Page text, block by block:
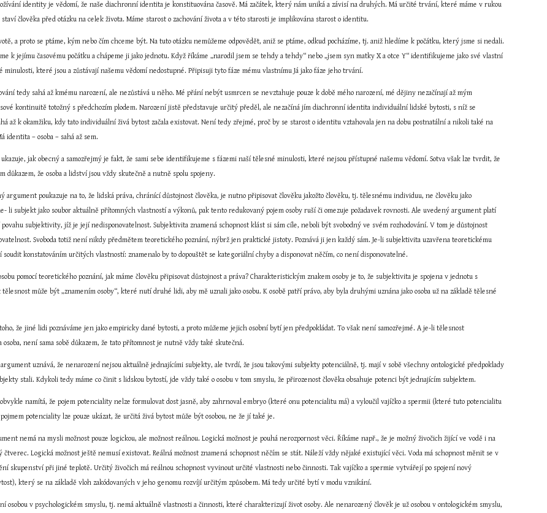
identity je vědomí, že naše diachronní identita je konstituována časově. Má začátek, který nám uniká a závisí na druhých. Má určité trvání, které máme v rukou
člověka před otázku na celek života. Máme starost o zachování života a v této starosti je implikována starost o identitu.
a proto se ptáme, kým nebo čím chceme být. Na tuto otázku nemůžeme odpovědět, aniž se ptáme, odkud pocházíme, tj. aniž hledíme k počátku, který jsme si nedali.
k jejímu časovému počátku a chápeme ji jako jednotu. Když říkáme „narodil jsem se tehdy a tehdy“ nebo „jsem syn matky X a otce Y“ identifikujeme jako své vlastní
minulosti, které jsou a zůstávají našemu vědomí nedostupné. Připisuji tyto fáze mému vlastnímu Já jako fáze jeho trvání.
tedy sahá až kmému narození, ale nezůstává u něho. Mé přání nebýt usmrcen se nevztahuje pouze k době mého narození, mé dějiny nezačínají až mým
kontinuitě totožný s předchozím plodem. Narození jistě představuje určitý předěl, ale nezačíná jím diachronní identita individuální lidské bytosti, s níž se
až k okamžiku, kdy tato individuální živá bytost začala existovat. Není tedy zřejmé, proč by se starost o identitu vztahovala jen na dobu postnatální a nikoli také na
identita – osoba – sahá až sem.
jak obecný a samozřejmý je fakt, že sami sebe identifikujeme s fázemi naší tělesné minulosti, které nejsou přístupné našemu vědomí. Sotva však lze tvrdit, že
důkazem, že osoba a lidství jsou vždy skutečně a nutně spolu spojeny.
argument poukazuje na to, že lidská práva, chránící důstojnost člověka, je nutno připisovat člověku jakožto člověku, tj. tělesnému individuu, ne člověku jako
li subjekt jako soubor aktuálně přítomných vlastností a výkonů, pak tento redukovaný pojem osoby ruší či omezuje požadavek rovnosti. Ale uvedený argument platí
subjektivity, jíž je její nedisponovatelnost. Subjektivita znamená schopnost klást si sám cíle, neboli být svobodný ve svém rozhodování. V tom je důstojnost
Svoboda totiž není nikdy předmětem teoretického poznání, nýbrž jen praktické jistoty. Poznává ji jen každý sám. Je-li subjektivita uzavřena teoretickému
konstatováním určitých vlastností: znamenalo by to dopouštět se kategoriální chyby a disponovat něčím, co není disponovatelné.
pomocí teoretického poznání, jak máme člověku připisovat důstojnost a práva? Charakteristickým znakem osoby je to, že subjektivita je spojena v jednotu s
může být „znamením osoby“, které nutí druhé lidi, aby mě uznali jako osobu. K osobě patří právo, aby byla druhými uznána jako osoba už na základě tělesné
že jiné lidi poznáváme jen jako empiricky dané bytosti, a proto můžeme jejich osobní bytí jen předpokládat. To však není samozřejmé. A je-li tělesnost
osoba, není sama sobě důkazem, že tato přítomnost je nutně vždy také skutečná.
argument uznává, že nenarození nejsou aktuálně jednajícími subjekty, ale tvrdí, že jsou takovými subjekty potenciálně, tj. mají v sobě všechny ontologické předpoklady
stali. Kdykoli tedy máme co činit s lidskou bytostí, jde vždy také o osobu v tom smyslu, že přirozenost člověka obsahuje potenci být jednajícím subjektem.
namítá, že pojem potenciality nelze formulovat dost jasně, aby zahrnoval embryo (které onu potencialitu má) a vyloučil vajíčko a spermii (které tuto potencialitu
potenciality lze pouze ukázat, že určitá živá bytost může být osobou, ne že jí také je.
nemá na mysli možnost pouze logickou, ale možnost reálnou. Logická možnost je pouhá nerozpornost věci. Říkáme např., že je možný živočich žijící ve vodě i na
čtverec. Logická možnost ještě nemusí existovat. Reálná možnost znamená schopnost něčím se stát. Náleží vždy nějaké existující věci. Voda má schopnost měnit se v
skupenství při jiné teplotě. Určitý živočich má reálnou schopnost vyvinout určité vlastnosti nebo činnosti. Tak vajíčko a spermie vytvářejí po spojení nový
který se na základě vloh zakódovaných v jeho genomu rozvíjí určitým způsobem. Má tedy určité bytí v modu vznikání.
osobou v psychologickém smyslu, tj. nemá aktuálně vlastnosti a činnosti, které charakterizují život osoby. Ale nenarozený člověk je už osobou v ontologickém smyslu,